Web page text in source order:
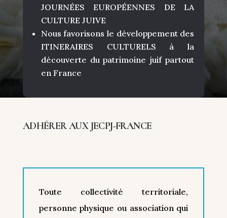
JOURNÉES EUROPÉENNES DE LA
CULTURE JUIVE
Nous favorisons le développement des
ITINERAIRES CULTURELS à la
découverte du patrimoine juif partout
en France
ADHÉRER AUX JECPJ-FRANCE
Toute collectivité territoriale,
personne physique ou association qui